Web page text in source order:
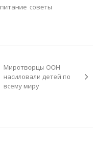
питание советы
Миротворцы ООН
насиловали детей по
всему миру